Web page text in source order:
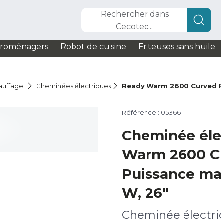
Rechercher dans
Cecotec...
Robot de cuisine Friteuses sans huile
Cheminées électriques Ready Warm 2600 Curved
Référence : 05366
Cheminée
Warm 2600
Puissance
W, 26"
Cheminée